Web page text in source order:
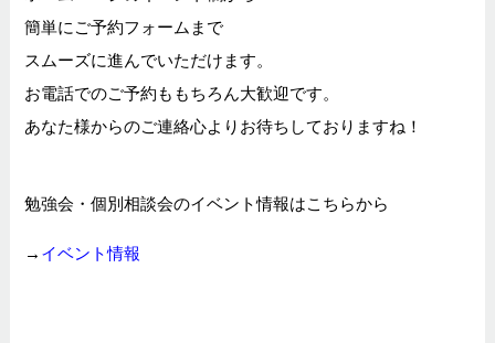
簡単にご予約フォームまで
スムーズに進んでいただけます。
お電話でのご予約ももちろん大歓迎です。
あなた様からのご連絡心よりお待ちしておりますね！
勉強会・個別相談会のイベント情報はこちらから
→ イベント情報